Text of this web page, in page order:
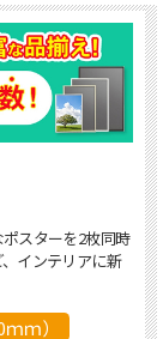
スターを2枚同時
インテリアに新
ｍ）